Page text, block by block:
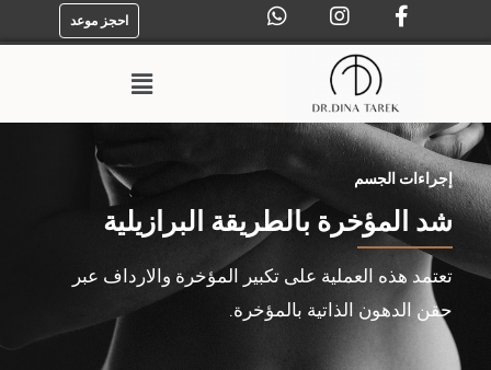
احجز موعد
إجراءات الجسم
شد المؤخرة بالطريقة البرازيلية
تعتمد هذه العملية على تكبير المؤخرة والارداف عبر
حقن الدهون الذاتية بالمؤخرة.